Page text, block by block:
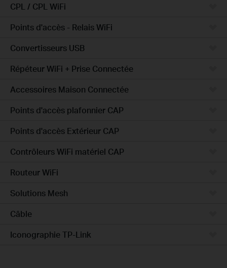
CPL / CPL WiFi
Points d'accès - Relais WiFi
Convertisseurs USB
Répéteur WiFi + Prise Connectée
Accessoires Maison Connectée
Points d'accès plafonnier CAP
Points d'accès Extérieur CAP
Contrôleurs WiFi matériel CAP
Routeur WiFi
Solutions Mesh
Câble
Iconographie TP-Link